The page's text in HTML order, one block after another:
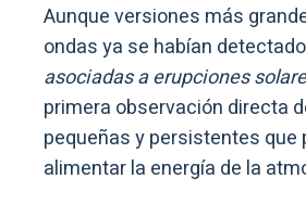
Aunque versiones más
ondas ya se habían detectado
asociadas a erupciones
primera observación directa
pequeñas y persistentes que
alimentar la energía de la